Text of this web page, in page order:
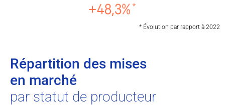
* Évolution par rapport à 2022
Répartition des mises
en marché
par statut de producteur